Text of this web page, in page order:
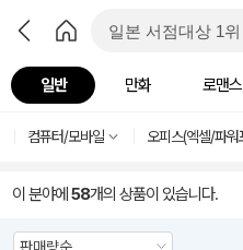
일반 만화 로맨스
컴퓨터/모바일
이 분야에 58개의 상품이 있습니다.